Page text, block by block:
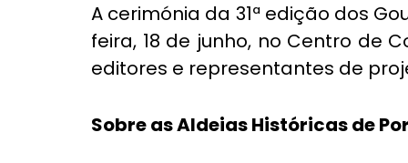
A cerimónia da 31ª edição dos
feira, 18 de junho, no Centro de
editores e representantes de
Sobre as Aldeias Históricas de